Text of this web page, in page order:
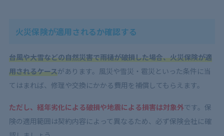
火災保険が適用されるか確認する
台風や大雪などの自然災害で雨樋が破損した場合、火災保険が適
用されるケースがあります。風災や雪災・雹災といった条件に当
てはまれば、修理や交換にかかる費用を補償してもらえます。
ただし、経年劣化による破損や地震による損害は対象外です。保
険の適用範囲は契約内容によって異なるため、必ず保険会社に確